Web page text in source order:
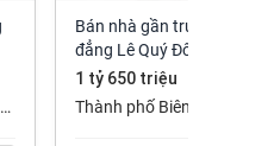
Bán nhà gần trường cao
đẳng Lê Quý Đôn phường
Long Hưng Đồng Nai
1 tỷ 650 triệu
Thành phố Biên Hòa